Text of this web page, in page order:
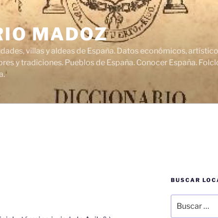
MADOZ
villas y aldeas de España. Datos económicos,
y tradiciones. Pueblos de España. Conocer España.
BUSCAR
por: